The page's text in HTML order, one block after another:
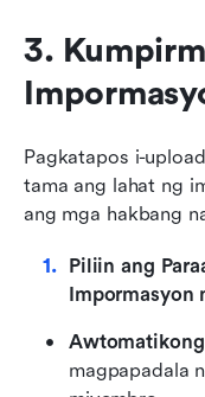
3.
Pagkatapos i-
tama ang lahat ng
ang mga hakbang
Piliin ang
Impormasyon
magpapadala